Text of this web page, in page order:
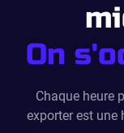
On
Chaque heure
exporter est une